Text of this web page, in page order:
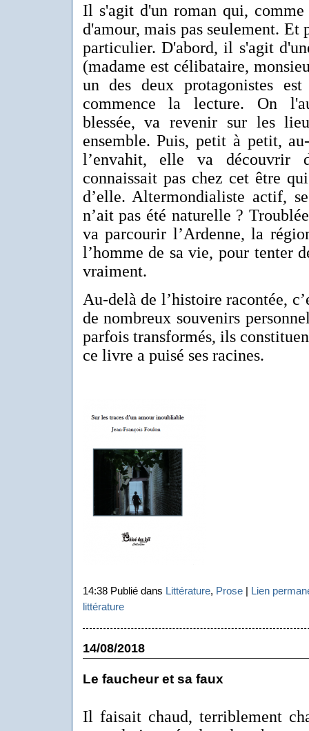
Il s'agit d'un roman qui,
d'amour, mais pas seulement. Et
particulier. D'abord, il s'agit
(madame est célibataire,
un des deux protagonistes
commence la lecture. On
blessée, va revenir sur les
ensemble. Puis, petit à petit,
l’envahit, elle va découvrir
connaissait pas chez cet être
d’elle. Altermondialiste actif,
n’ait pas été naturelle ?
va parcourir l’Ardenne, la
l’homme de sa vie, pour tenter
vraiment.
Au-delà de l’histoire racontée,
de nombreux souvenirs
parfois transformés, ils
ce livre a puisé ses racines.
14:38 Publié dans Littérature, Prose|
Lien
littérature
14/08/2018
Le faucheur et sa faux
Il faisait chaud, terriblement